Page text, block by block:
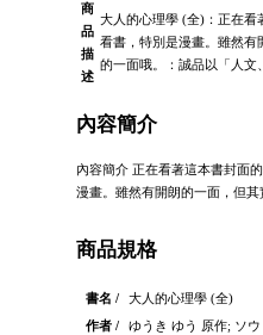
商
品
描
述
大人的心理學 (全)：正在看
看書，特別是漫畫。雖然有
的一面哦。：誠品以「人文
內容簡介
內容簡介 正在看著這本書封面
漫畫。雖然有開朗的一面，但其
商品規格
書名 /
大人的心理學 (全)
作者 /
ゆうき ゆう 原作; ソウ